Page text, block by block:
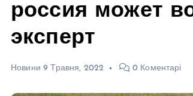
россия может
эксперт
Новини 9 Травня, 2022 0 Коментарі